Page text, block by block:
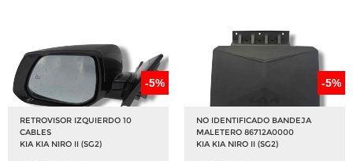
-5%
RETROVISOR IZQUIERDO 10
CABLES
KIA KIA NIRO II (SG2)
-5%
NO IDENTIFICADO BANDEJA
MALETERO 86712A0000
KIA KIA NIRO II (SG2)